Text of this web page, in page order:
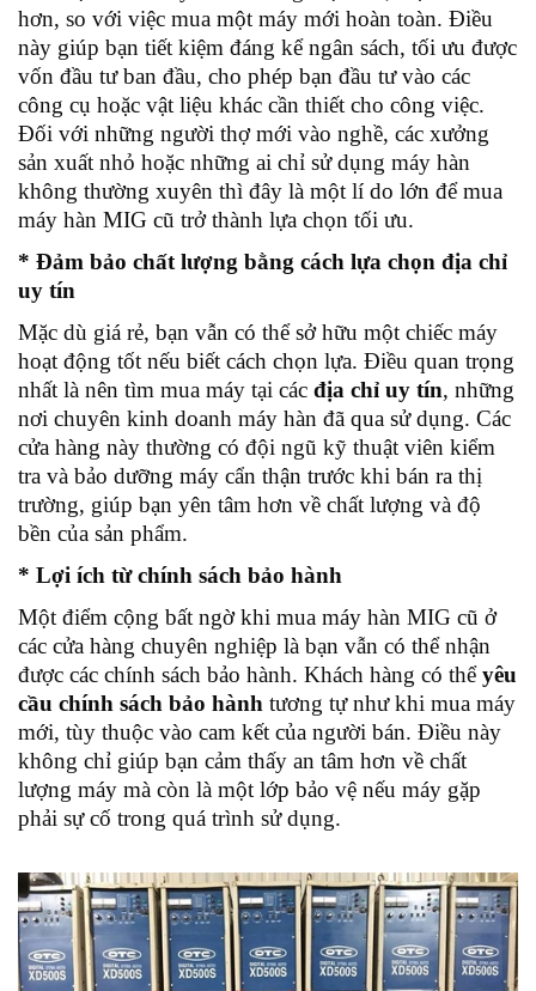
hơn, so với việc mua một máy mới hoàn toàn. Điều
này giúp bạn tiết kiệm đáng kể ngân sách, tối ưu được
vốn đầu tư ban đầu, cho phép bạn đầu tư vào các
công cụ hoặc vật liệu khác cần thiết cho công việc.
Đối với những người thợ mới vào nghề, các xưởng
sản xuất nhỏ hoặc những ai chỉ sử dụng máy hàn
không thường xuyên thì đây là một lí do lớn để mua
máy hàn MIG cũ trở thành lựa chọn tối ưu.
* Đảm bảo chất lượng bằng cách lựa chọn địa chỉ
uy tín
Mặc dù giá rẻ, bạn vẫn có thể sở hữu một chiếc máy
hoạt động tốt nếu biết cách chọn lựa. Điều quan trọng
nhất là nên tìm mua máy tại các địa chỉ uy tín, những
nơi chuyên kinh doanh máy hàn đã qua sử dụng. Các
cửa hàng này thường có đội ngũ kỹ thuật viên kiểm
tra và bảo dưỡng máy cẩn thận trước khi bán ra thị
trường, giúp bạn yên tâm hơn về chất lượng và độ
bền của sản phẩm.
* Lợi ích từ chính sách bảo hành
Một điểm cộng bất ngờ khi mua máy hàn MIG cũ ở
các cửa hàng chuyên nghiệp là bạn vẫn có thể nhận
được các chính sách bảo hành. Khách hàng có thểyêu
cầu chính sách bảo hành tương tự như khi mua máy
mới, tùy thuộc vào cam kết của người bán. Điều này
không chỉ giúp bạn cảm thấy an tâm hơn về chất
lượng máy mà còn là một lớp bảo vệ nếu máy gặp
phải sự cố trong quá trình sử dụng.